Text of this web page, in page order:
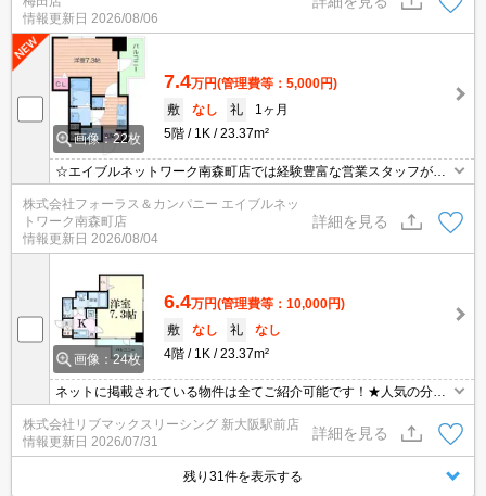
情報更新日 2026/08/06
画像：22枚
7.4万円(管理費等：5,000円)
敷
なし 礼
1ヶ月
5階
1K 23.37m²
☆エイブルネットワーク南森町店では経験豊富な営業スタッフが多
数在籍しており、全力でサポートさせて頂きます☆ご希望の物件の
現地付近にて待ち合わせをさせていただきご内覧いただくサービス
や、主要駅までのお迎えサービスも実施中です☆詳しくは「エイブ
ルネットワーク南森町店」０１２０－８２１－２６０にお気軽にお
問合せ下さい♪
株式会社フォーラス＆カンパニー エイブルネッ
トワーク南森町店
情報更新日 2026/08/04
詳細を見る
画像：24枚
6.4万円(管理費等：10,000円)
敷
なし 礼
なし
4階
1K 23.37m²
ネットに掲載されている物件は全てご紹介可能です！★人気の分譲
型マンション★★初期費用クレジット決済可能★角部屋★弊社は天
満橋駅前店、新大阪駅前店、梅田店、江坂店、四ツ橋店ご希望の店
舗でご対応可能です★女性スタッフ・ベテランスタッフ在籍★内見
代行・写真撮影/動画撮影/WEB契約等来店不要でご契約可能です。
株式会社リブマックスリーシング 新大阪駅前店
情報更新日 2026/07/31
詳細を見る
残り31件を表示する